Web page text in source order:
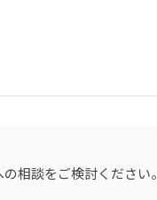
相談をご検討ください。